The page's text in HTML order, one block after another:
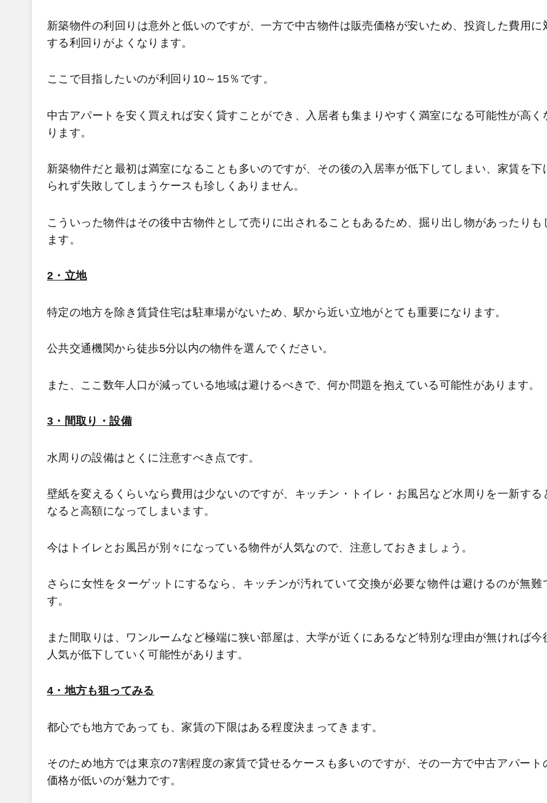
新築物件の利回りは意外と低いのですが、一方で中古物件は販売価格が安いため、投資した費用に
する利回りがよくなります。
ここで目指したいのが利回り10～15％です。
中古アパートを安く買えれば安く貸すことができ、入居者も集まりやすく満室になる可能性が高く
ります。
新築物件だと最初は満室になることも多いのですが、その後の入居率が低下してしまい、家賃を下
られず失敗してしまうケースも珍しくありません。
こういった物件はその後中古物件として売りに出されることもあるため、掘り出し物があったりも
ます。
2・立地
特定の地方を除き賃貸住宅は駐車場がないため、駅から近い立地がとても重要になります。
公共交通機関から徒歩5分以内の物件を選んでください。
また、ここ数年人口が減っている地域は避けるべきで、何か問題を抱えている可能性があります。
3・間取り・設備
水周りの設備はとくに注意すべき点です。
壁紙を変えるくらいなら費用は少ないのですが、キッチン・トイレ・お風呂など水周りを一新する
なると高額になってしまいます。
今はトイレとお風呂が別々になっている物件が人気なので、注意しておきましょう。
さらに女性をターゲットにするなら、キッチンが汚れていて交換が必要な物件は避けるのが無難
す。
また間取りは、ワンルームなど極端に狭い部屋は、大学が近くにあるなど特別な理由が無ければ今
人気が低下していく可能性があります。
4・地方も狙ってみる
都心でも地方であっても、家賃の下限はある程度決まってきます。
そのため地方では東京の7割程度の家賃で貸せるケースも多いのですが、その一方で中古アパート
価格が低いのが魅力です。